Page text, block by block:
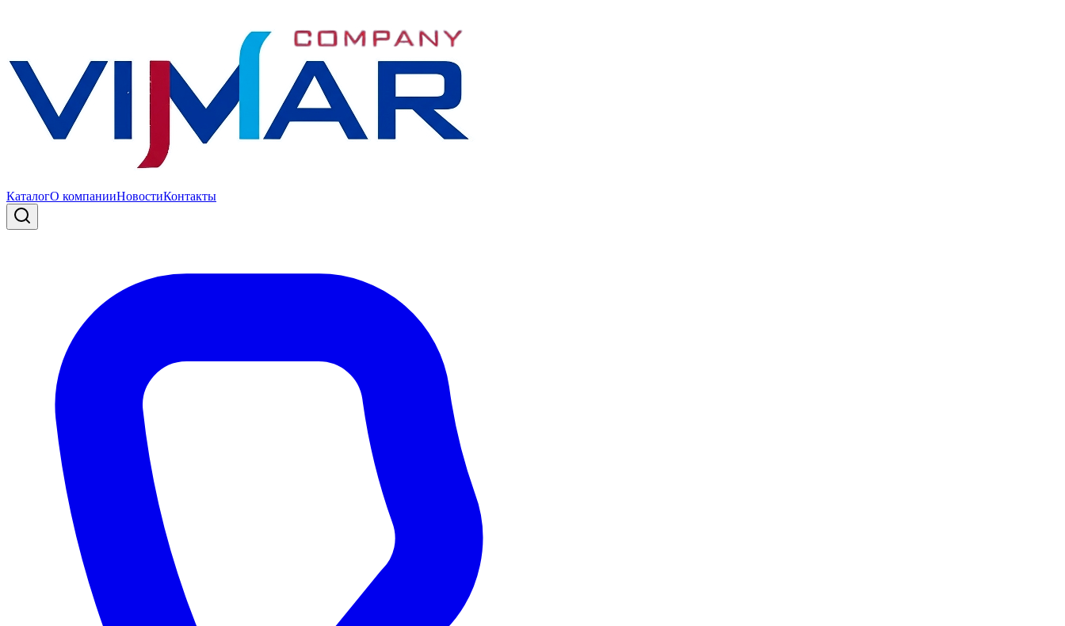
КаталогО компанииНовостиКонтакты